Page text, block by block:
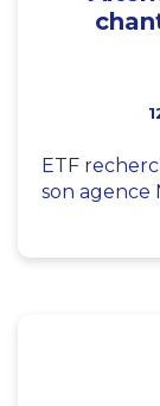
ETF
son agence